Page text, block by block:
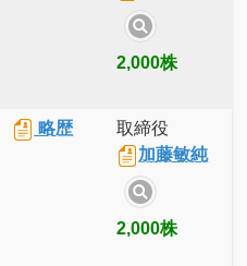
2,000株
略歴
取締役
加藤敏純
2,000株